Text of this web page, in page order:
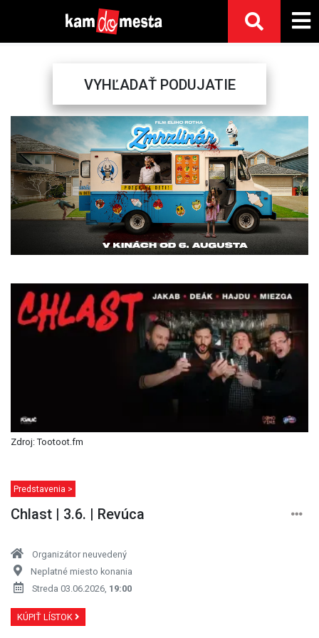
VYHĽADAŤ PODUJATIE
Previous Next
Zdroj: Tootoot.fm
Predstavenia >
Chlast | 3.6. | Revúca
Organizátor neuvedený
Neplatné miesto konania
Streda 03.06.2026, 19:00
KÚPIŤ LÍSTOK